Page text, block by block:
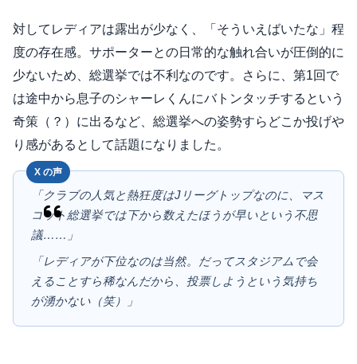
対してレディアは露出が少なく、「そういえばいたな」程
度の存在感。サポーターとの日常的な触れ合いが圧倒的に
少ないため、総選挙では不利なのです。さらに、第1回で
は途中から息子のシャーレくんにバトンタッチするという
奇策（？）に出るなど、総選挙への姿勢すらどこか投げや
り感があるとして話題になりました。
「クラブの人気と熱狂度はJリーグトップなのに、マス
コット総選挙では下から数えたほうが早いという不思
議……」
「レディアが下位なのは当然。だってスタジアムで会
えることすら稀なんだから、投票しようという気持ち
が湧かない（笑）」